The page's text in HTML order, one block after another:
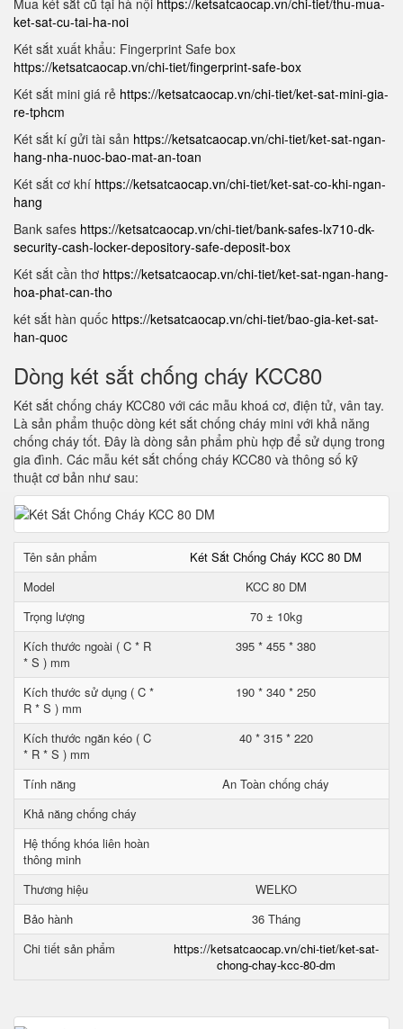
Mua két sắt cũ tại hà nội https://ketsatcaocap.vn/chi-tiet/thu-mua-
ket-sat-cu-tai-ha-noi
Két sắt xuất khẩu: Fingerprint Safe box
https://ketsatcaocap.vn/chi-tiet/fingerprint-safe-box
Két sắt mini giá rẻ https://ketsatcaocap.vn/chi-tiet/ket-sat-mini-gia-
re-tphcm
Két sắt kí gửi tài sản https://ketsatcaocap.vn/chi-tiet/ket-sat-ngan-
hang-nha-nuoc-bao-mat-an-toan
Két sắt cơ khí https://ketsatcaocap.vn/chi-tiet/ket-sat-co-khi-ngan-
hang
Bank safes https://ketsatcaocap.vn/chi-tiet/bank-safes-lx710-dk-
security-cash-locker-depository-safe-deposit-box
Két sắt cần thơ https://ketsatcaocap.vn/chi-tiet/ket-sat-ngan-hang-
hoa-phat-can-tho
két sắt hàn quốc https://ketsatcaocap.vn/chi-tiet/bao-gia-ket-sat-
han-quoc
Dòng két sắt chống cháy KCC80
Két sắt chống cháy KCC80 với các mẫu khoá cơ, điện tử, vân tay.
Là sản phẩm thuộc dòng két sắt chống cháy mini với khả năng
chống cháy tốt. Đây là dòng sản phẩm phù hợp để sử dụng trong
gia đình. Các mẫu két sắt chống cháy KCC80 và thông số kỹ
thuật cơ bản như sau:
Tên sản phẩm
Két Sắt Chống Cháy KCC 80 DM
Model
KCC 80 DM
Trọng lượng
70 ± 10kg
Kích thước ngoài ( C * R
* S ) mm
395 * 455 * 380
Kích thước sử dụng ( C *
R * S ) mm
190 * 340 * 250
Kích thước ngăn kéo ( C
* R * S ) mm
40 * 315 * 220
Tính năng
An Toàn chống cháy
Khả năng chống cháy
Hệ thống khóa liên hoàn
thông minh
Thương hiệu
WELKO
Bảo hành
36 Tháng
Chi tiết sản phẩm
https://ketsatcaocap.vn/chi-tiet/ket-sat-
chong-chay-kcc-80-dm